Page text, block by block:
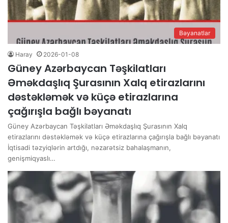
Bəyanatlar
Haray 2026-01-08
Güney Azərbaycan Təşkilatları
Əməkdaşlıq Şurasının Xalq etirazlarını
dəstəkləmək və küçə etirazlarına
çağırışla bağlı bəyanatı
Güney Azərbaycan Təşkilatları Əməkdaşlıq Şurasının Xalq
etirazlarını dəstəkləmək və küçə etirazlarına çağırışla bağlı bəyanatı
İqtisadi təzyiqlərin artdığı, nəzarətsiz bahalaşmanın,
genişmiqyaslı…